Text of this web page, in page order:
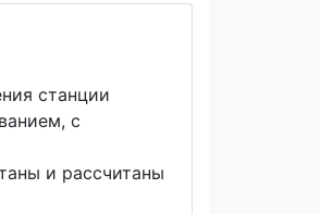
станции
с
и рассчитаны